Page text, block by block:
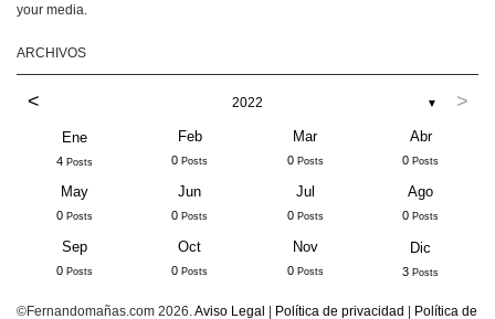
your media.
ARCHIVOS
< 2022 ▼ >
Ene
4 Posts
Feb
0 Posts
Mar
0 Posts
Abr
0 Posts
May
0 Posts
Jun
0 Posts
Jul
0 Posts
Ago
0 Posts
Sep
0 Posts
Oct
0 Posts
Nov
0 Posts
Dic
3 Posts
©Fernandomañas.com 2026.Aviso Legal Política de privacidad Política de